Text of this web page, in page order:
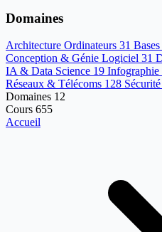
Domaines
Architecture Ordinateurs 31
Conception & Génie Logiciel 31
IA & Data Science 19
Réseaux & Télécoms 128 Sécurité
Domaines 12
Cours 655
Accueil